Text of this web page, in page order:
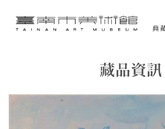
臺南市美術
網頁導覽